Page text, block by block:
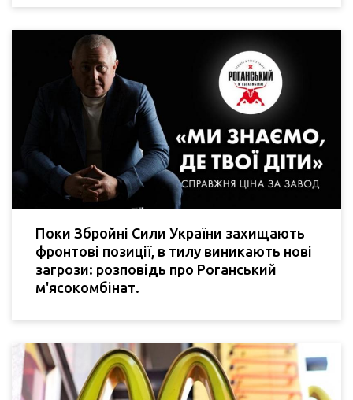
Поки Збройні Сили України захищають
фронтові позиції, в тилу виникають нові
загрози: розповідь про Роганський
м'ясокомбінат.